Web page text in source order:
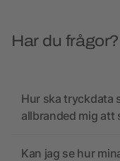
Har du
Hur ska tryckdata
allbranded mig att
Kan jag se hur